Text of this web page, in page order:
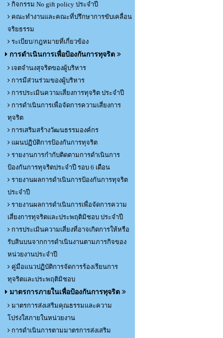
กิจกรรม No gift policy ประจำปี
คณะทำงานและคณะที่ปรึกษาการขับเคลื่อน
จริยธรรม
ระเบียบ/กฎหมายที่เกี่ยวข้อง
การดำเนินการเพื่อป้องกันการทุจริต
เจตจำนงสุจริตของผู้บริหาร
การมีส่วนร่วมของผู้บริหาร
การประเมินความเสี่ยงการทุจริต ประจำปี
การดำเนินการเพื่อจัดการความเสี่ยงการ
ทุจริต
การเสริมสร้างวัฒนธรรมองค์กร
แผนปฏิบัติการป้องกันการทุจริต
รายงานการกำกับติดตามการดำเนินการ
ป้องกันการทุจริตประจำปี รอบ 6 เดือน
รายงานผลการดำเนินการป้องกันการทุจริต
ประจำปี
รายงานผลการดำเนินการเพื่อจัดการความ
เสี่ยงการทุจริตและประพฤติมิชอบ ประจำปี
การประเมินความเสี่ยงที่อาจเกิดการให้หรือ
รับสินบนจากการดำเนินงานตามภารกิจของ
หน่วยงานประจำปี
คู่มือแนวปฏิบัติการจัดการร้องเรียนการ
ทุจริตและประพฤติมิชอบ
มาตรการภายในเพื่อป้องกันการทุจริต
มาตรการส่งเสริมคุณธรรมและความ
โปร่งใสภายในหน่วยงาน
การดำเนินการตามมาตรการส่งเสริม